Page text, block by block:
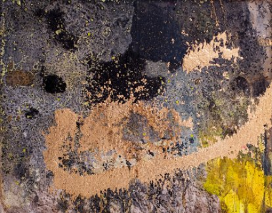
Skip to main content